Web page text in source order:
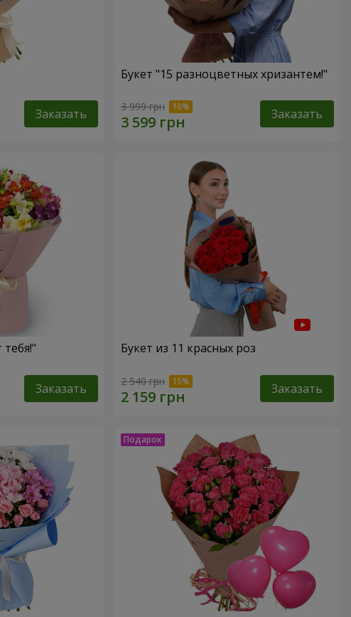
Заказать
Букет "15 разноцветных хризантем!"
3 999 грн Заказать
Заказать
Букет из 11 красных роз
2 540 грн Заказать